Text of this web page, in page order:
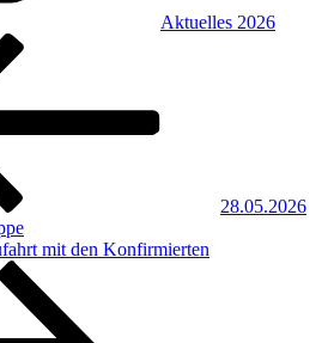
Aktuelles 2026
28.05.2026
mit den Konfirmierten